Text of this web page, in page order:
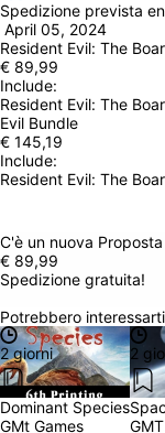
Spedizione prevista
April 05, 2024
Resident Evil: The
€ 89,99
Include:
Resident Evil: The
Evil Bundle
€ 145,19
Include:
Resident Evil: The
C'è un nuova Proposta
€ 89,99
Spedizione gratuita!
Potrebbero
2 giorni
Dominant Species
GMt Games
2